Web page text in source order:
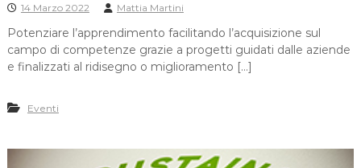
14 Marzo 2022 Mattia Martini
Potenziare l’apprendimento facilitando l’acquisizione sul
campo di competenze grazie a progetti guidati dalle aziende
e finalizzati al ridisegno o miglioramento […]
Eventi